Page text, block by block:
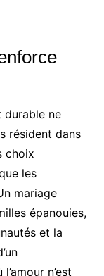
durable ne
résident dans
choix
les
mariage
épanouies,
et la
n’est